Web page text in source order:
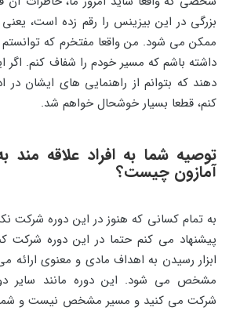
بزرگی در این بیزینس را رقم زده است،
ممکن می شود. من واقعا مفتخرم که
داشته باشم که مسیر خودم را شفاف کنم. اگر
دهند که بتوانم از راهنمایی های ایشان در
کنم، قطعا بسیار خوشحال خواهم شد.
توصیه شما به افراد علاقه
آمازون چیست؟
به تمام کسانی که هنوز در این دوره شرکت
پیشنهاد می کنم حتما در این دوره شرکت
ابزار رسیدن به اهداف مادی و معنوی
مشخص می شود. این دوره مانند سایر
شرکت می کنید و مسیر مشخص نیست و